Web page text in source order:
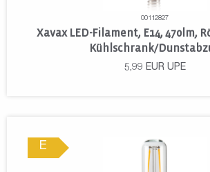
00112827
Xavax LED-Filament, E14, 470lm,
Kühlschrank/
5,99 EUR UPE
E